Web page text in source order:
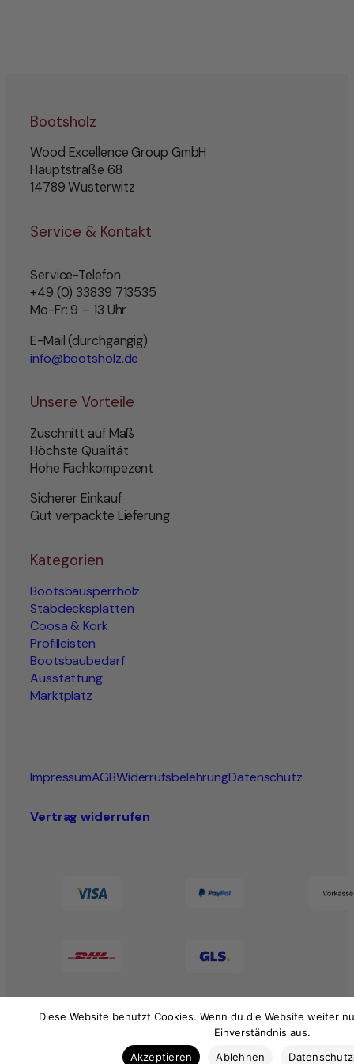
Bootsholz
Wood Excellence Group GmbH
Hauptstraße 68
14789 Wusterwitz
Service & Kontakt
Service-Telefon
+49 (0) 33839 713535
Mo-Fr: 9 – 13 Uhr
E-Mail (durchgängig)
info@bootsholz.de
Unsere Vorteile
Zuschnitt auf Maß
Höchste Qualität
Hohe Fachkompezent
Sicherer Einkauf
Gut verpackte Lieferung
Kategorien
Bootsbausperrholz
Stabdecksplatten
Coosa & Kork
Profilleisten
Bootsbaubedarf
Ausstattung
Marktplatz
ImpressumAGBWiderrufsbelehrungDatenschutz
Vertrag widerrufen
Diese Website benutzt Cookies. Wenn du die Website weiter
Einverständnis aus.
Akzeptieren
Ablehnen